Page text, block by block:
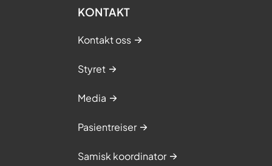
KONTAKT
Kontakt oss
Styret
Media
Pasientreiser
Samisk koordinator